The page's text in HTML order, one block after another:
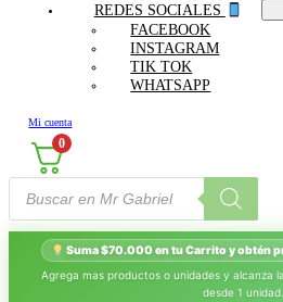
REDES SOCIALES
FACEBOOK
INSTAGRAM
TIK TOK
WHATSAPP
Mi cuenta
0
Búsqueda
productos
Suma $70.000 en tu Carrito y obtén
Agrega mas productos o unidades y alcanza
desde 1 unidad.